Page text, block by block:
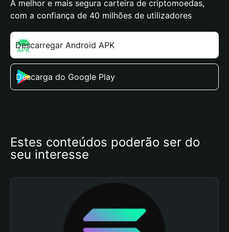
A melhor e mais segura carteira de criptomoedas,
com a confiança de 40 milhões de utilizadores
Descarregar Android APK
Descarga do Google Play
Estes conteúdos poderão ser do
seu interesse